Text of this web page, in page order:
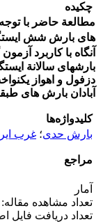
چکیده
مطالعة حاضر با
های بارش شش
آنگاه با کاربرد
بارشهای سالانة
دزفول و اهواز
آبادان بارش های طبق
کلیدواژه‌ها
بارش حدی؛ غرب
مراجع
آمار
تعداد مشاهده مقاله: 1,215
تعداد دریافت فایل